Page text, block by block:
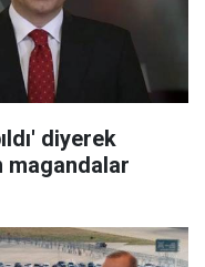
diyerek
magandalar